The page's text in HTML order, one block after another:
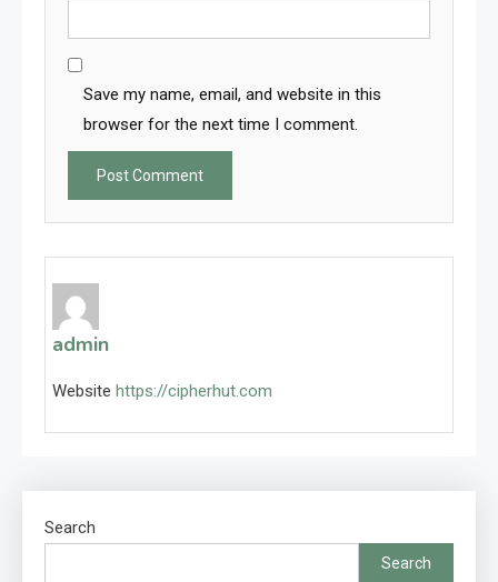
Save my name, email, and website in this
browser for the next time I comment.
admin
Website https://cipherhut.com
Search
Search